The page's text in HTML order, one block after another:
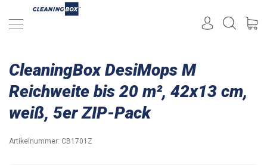
CleaningBox DesiMops M
Reichweite bis 20 m², 42x13 cm,
weiß, 5er ZIP-Pack
Artikelnummer: CB1701Z